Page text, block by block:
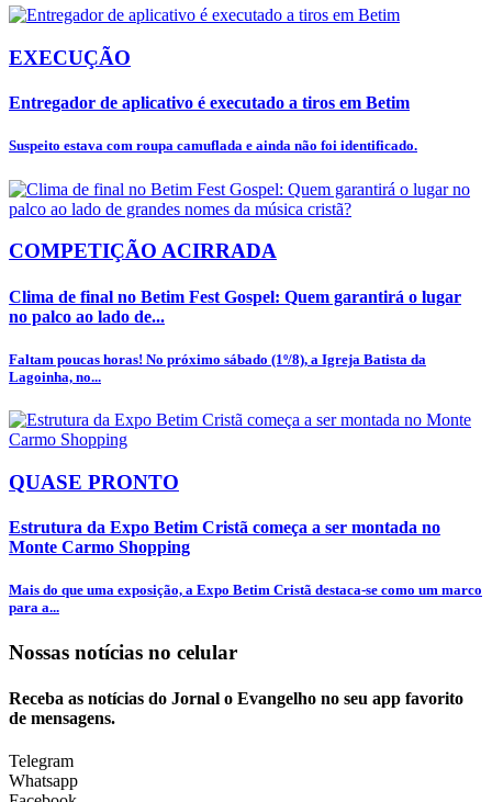
EXECUÇÃO
Entregador de aplicativo é executado a tiros em Betim
Suspeito estava com roupa camuflada e ainda não foi identificado.
COMPETIÇÃO ACIRRADA
Clima de final no Betim Fest Gospel: Quem garantirá o lugar
no palco ao lado de...
Faltam poucas horas! No próximo sábado (1º/8), a Igreja Batista da
Lagoinha, no...
QUASE PRONTO
Estrutura da Expo Betim Cristã começa a ser montada no
Monte Carmo Shopping
Mais do que uma exposição, a Expo Betim Cristã destaca-se como um marco
para a...
Nossas notícias no celular
Receba as notícias do Jornal o Evangelho no seu app favorito
de mensagens.
Telegram
Whatsapp